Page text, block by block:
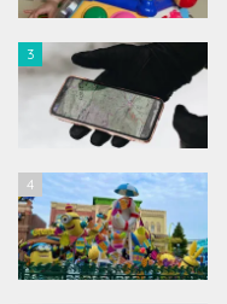
3
4